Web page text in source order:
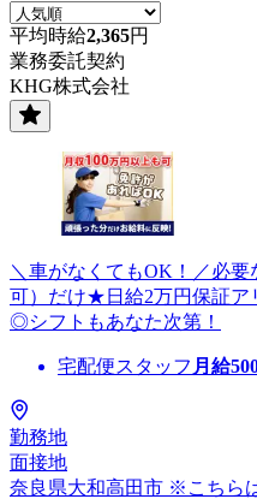
平均時給2,365円
業務委託契約
KHG株式会社
＼車がなくてもOK！／必
可）だけ★日給2万円保証
◎シフトもあなた次第！
宅配便スタッフ 月給
勤務地
面接地
奈良県大和高田市 ※こちら